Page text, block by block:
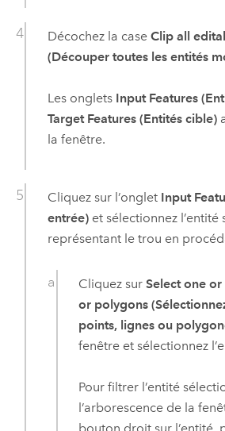
Décochez la case Clip all
(Découper toutes les entités
Les onglets Input Features
Target Features (Entités cible)
la fenêtre.
Cliquez sur l’onglet Input
entrée)et sélectionnez l’entité
représentant le trou en
Cliquez surSelect one
or polygons
points, lignes ou
fenêtre et sélectionnez
Pour filtrer l’entité
l’arborescence de la